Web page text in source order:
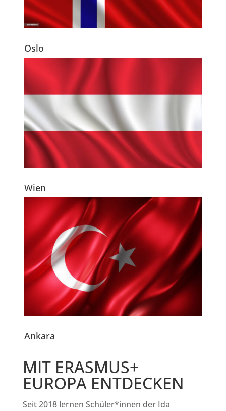
Oslo
Wien
Ankara
MIT ERASMUS+
EUROPA ENTDECKEN
Seit 2018 lernen Schüler*innen der Ida